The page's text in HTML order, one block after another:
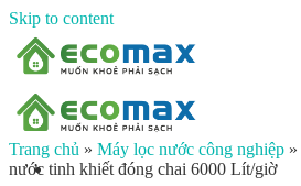
Skip to content
Trang chủ » Máy lọc nước công nghiệp »
nước tinh khiết đóng chai 6000 Lít/giờ